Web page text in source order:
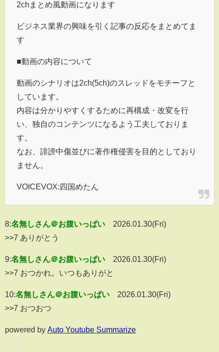
2chまとめ風動画になります
ビジネス業界の興味を引く記事の反応をまとめてま
す
■動画の内容について
動画のシナリオは2ch(5ch)のスレッドをモチーフと
しています。
内容は分かりやすくするために再構成・改変を行
い、独自のコンテンツになるよう工夫しておりま
す。
なお、誹謗中傷並びに著作権侵害を目的としており
ません。
VOICEVOX:四国めたん
8:名無しさん＠お腹いっぱい
2026.01.30(Fri)
>>7 ありがとう
9:名無しさん＠お腹いっぱい
2026.01.30(Fri)
>>7 おつかれ。いつもありがと
10:名無しさん＠お腹いっぱい
2026.01.30(Fri)
>>7 おつおつ
powered by Auto Youtube Summarize